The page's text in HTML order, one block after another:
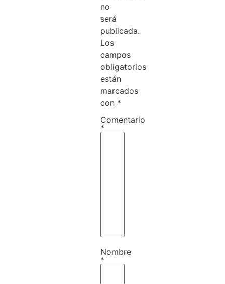
no
será
publicada.
Los
campos
obligatorios
están
marcados
con *
Comentario
*
Nombre
*